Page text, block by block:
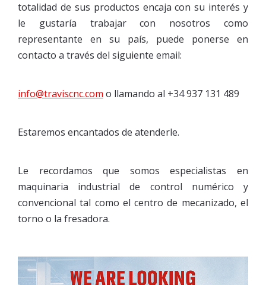
totalidad de sus productos encaja con su interés y
le gustaría trabajar con nosotros como
representante en su país, puede ponerse en
contacto a través del siguiente email:
info@traviscnc.com o llamando al +34 937 131 489
Estaremos encantados de atenderle.
Le recordamos que somos especialistas en
maquinaria industrial de control numérico y
convencional tal como el centro de mecanizado, el
torno o la fresadora.